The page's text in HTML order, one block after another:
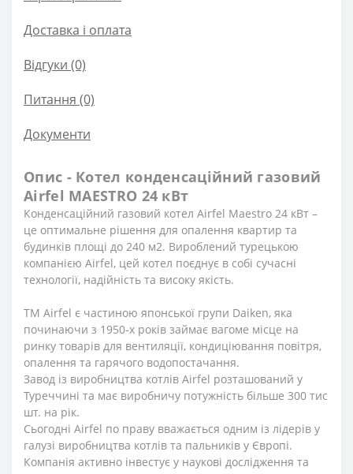
Доставка і оплата
Відгуки (0)
Питання (0)
Документи
Опис - Котел конденсаційний газовий
Airfel MAESTRO 24 кВт
Конденсаційний газовий котел Airfel Maestro 24 кВт –
це оптимальне рішення для опалення квартир та
будинків площі до 240 м2. Вироблений турецькою
компанією Airfel, цей котел поєднує в собі сучасні
технології, надійність та високу якість.
ТМ Airfel є частиною японської групи Daiken, яка
починаючи з 1950-х років займає вагоме місце на
ринку товарів для вентиляції, кондиціювання повітря,
опалення та гарячого водопостачання.
Завод із виробництва котлів Airfel розташований у
Туреччині та має виробничу потужність більше 300 тис
шт. на рік.
Сьогодні Airfel по праву вважається одним із лідерів у
галузі виробництва котлів та пальників у Європі.
Компанія активно інвестує у наукові дослідження та